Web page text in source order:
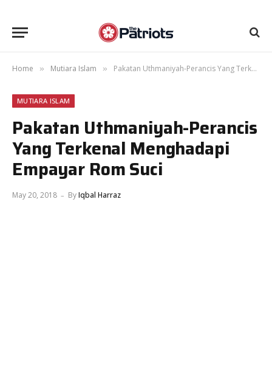
Home » Mutiara Islam » Pakatan Uthmaniyah-Perancis Yang Terkenal Menghadapi Empayar Rom Suci
MUTIARA ISLAM
Pakatan Uthmaniyah-Perancis
Yang Terkenal Menghadapi
Empayar Rom Suci
May 20, 2018 ByIqbal Harraz